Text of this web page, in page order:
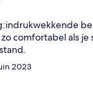
comfortabel als je
2023